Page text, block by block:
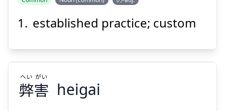
例
こう
れい
established practice; custom
弊害
へい がい
heigai